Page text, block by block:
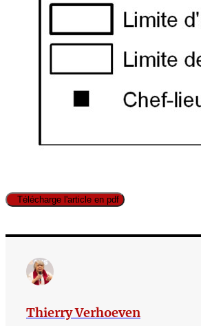
Télécharge l'article en pdf
Thierry Verhoeven